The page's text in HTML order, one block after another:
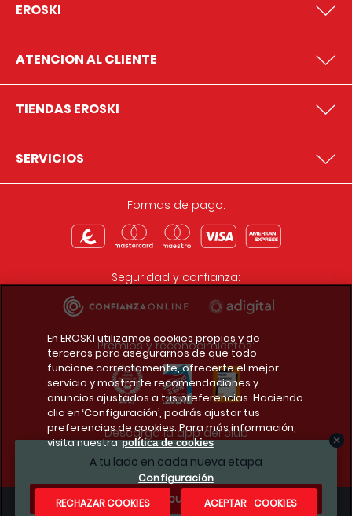
A tu lado en cada nueva etapa
¿Te apuntas?
EROSKI
ATENCION AL CLIENTE
TIENDAS EROSKI
SERVICIOS
Formas de pago:
Seguridad y confianza:
Premios y reconocimientos:
Descarga la app del club
En EROSKI utilizamos cookies propias y de
terceros para asegurarnos de que todo
funcione correctamente, ofrecerte el mejor
servicio y mostrarte recomendaciones y
anuncios ajustados a tus preferencias. Haciendo
clic en ‘Configuración’, podrás ajustar tus
preferencias de cookies. Para más información,
visita nuestra política de cookies
Configuración
RECHAZAR COOKIES
ACEPTAR COOKIES